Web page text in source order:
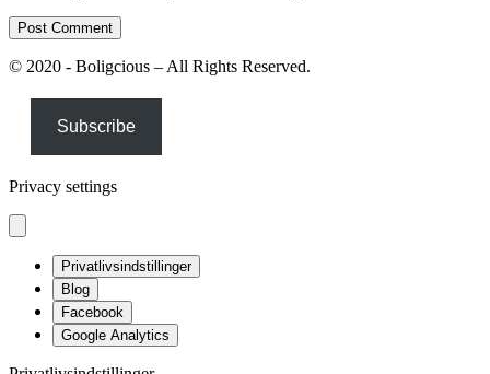
© 2020 - Boligcious – All Rights Reserved.
Subscribe
Privacy settings
Privatlivsindstillinger
Blog
Facebook
Google Analytics